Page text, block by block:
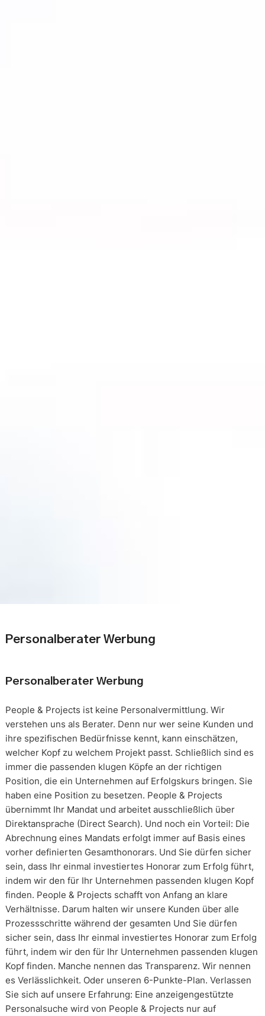
Personalberater Werbung
Personalberater Werbung
People & Projects ist keine Personalvermittlung. Wir
verstehen uns als Berater. Denn nur wer seine Kunden und
ihre spezifischen Bedürfnisse kennt, kann einschätzen,
welcher Kopf zu welchem Projekt passt. Schließlich sind es
immer die passenden klugen Köpfe an der richtigen
Position, die ein Unternehmen auf Erfolgskurs bringen. Sie
haben eine Position zu besetzen. People & Projects
übernimmt Ihr Mandat und arbeitet ausschließlich über
Direktansprache (Direct Search). Und noch ein Vorteil: Die
Abrechnung eines Mandats erfolgt immer auf Basis eines
vorher definierten Gesamthonorars. Und Sie dürfen sicher
sein, dass Ihr einmal investiertes Honorar zum Erfolg führt,
indem wir den für Ihr Unternehmen passenden klugen Kopf
finden. People & Projects schafft von Anfang an klare
Verhältnisse. Darum halten wir unsere Kunden über alle
Prozessschritte während der gesamten Und Sie dürfen
sicher sein, dass Ihr einmal investiertes Honorar zum Erfolg
führt, indem wir den für Ihr Unternehmen passenden klugen
Kopf finden. Manche nennen das Transparenz. Wir nennen
es Verlässlichkeit. Oder unseren 6-Punkte-Plan. Verlassen
Sie sich auf unsere Erfahrung: Eine anzeigengestützte
Personalsuche wird von People & Projects nur auf